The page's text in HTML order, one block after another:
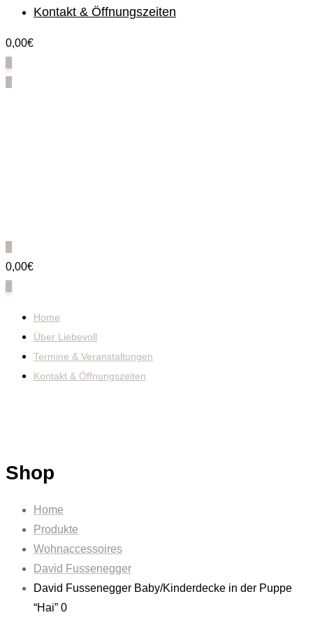
Kontakt & Öffnungszeiten
0,00€
0,00€
Home
Über Liebevoll
Termine & Veranstaltungen
Kontakt & Öffnungszeiten
Shop
Home
Produkte
Wohnaccessoires
David Fussenegger
David Fussenegger Baby/Kinderdecke in der Puppe
“Hai” 0